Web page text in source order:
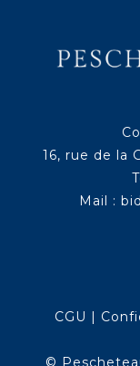
16, rue de la
Mail :
CGU |
©